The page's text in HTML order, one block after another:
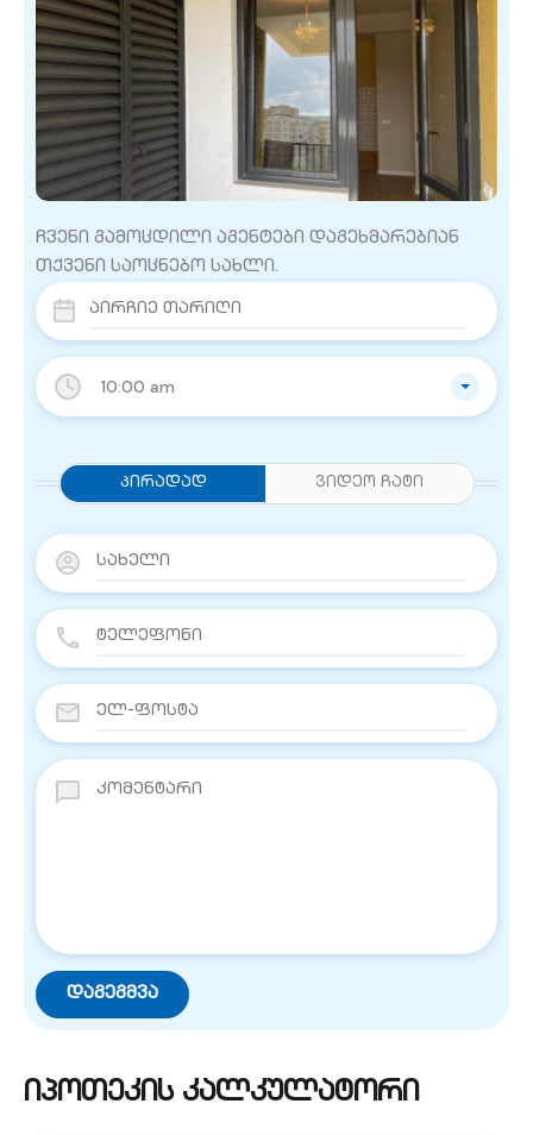
10:00 am
Პირადად ვიდეო ჩატი
ჩვენი გამოცდილი აგენტები დაგეხმარებიან
თქვენი საოცნებო სახლი.
იპოთეკის კალკულატორი